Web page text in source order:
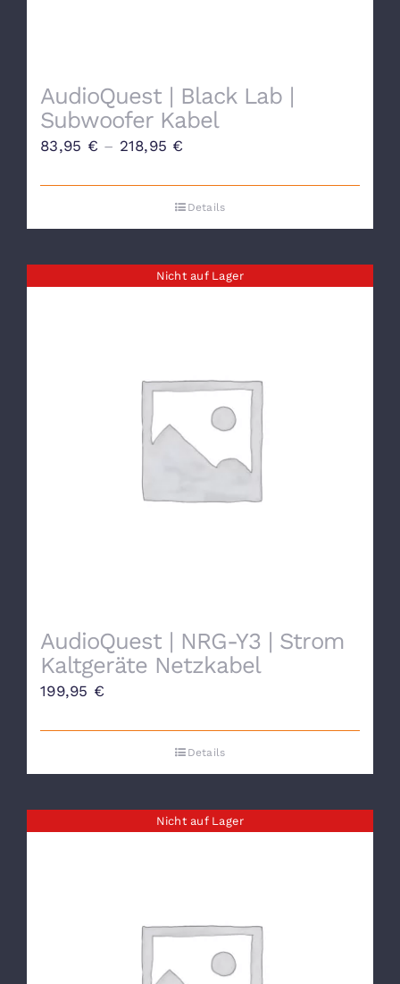
AudioQuest | Black Lab |
Subwoofer Kabel
83,95 € – 218,95 €
Details
Nicht auf Lager
AudioQuest | NRG-Y3 | Strom
Kaltgeräte Netzkabel
199,95 €
Details
Nicht auf Lager